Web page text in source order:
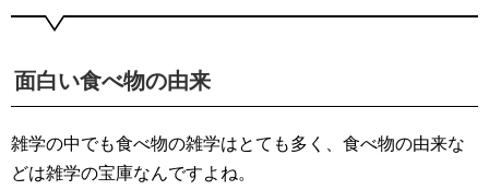
面白い食べ物の由来
雑学の中でも食べ物の雑学はとても多く、食べ物の由来な
どは雑学の宝庫なんですよね。